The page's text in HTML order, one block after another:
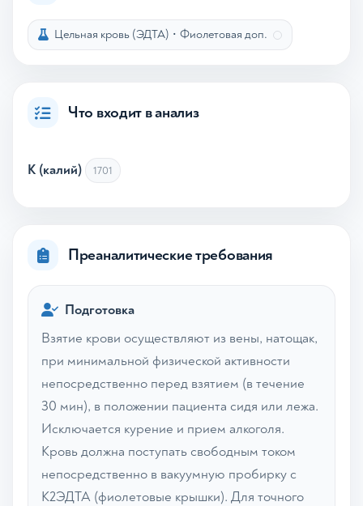
Цельная кровь (ЭДТА) • Фиолетовая доп.
Что входит в анализ
K (калий) 1701
Преаналитические требования
Подготовка
Взятие крови осуществляют из вены, натощак,
при минимальной физической активности
непосредственно перед взятием (в течение
30 мин), в положении пациента сидя или лежа.
Исключается курение и прием алкоголя.
Кровь должна поступать свободным током
непосредственно в вакуумную пробирку с
К2ЭДТА (фиолетовые крышки). Для точного